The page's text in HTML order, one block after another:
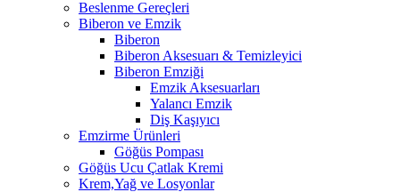
Beslenme Gereçleri
Biberon ve Emzik
Biberon
Biberon Aksesuarı & Temizleyici
Biberon Emziği
Emzik Aksesuarları
Yalancı Emzik
Diş Kaşıyıcı
Emzirme Ürünleri
Göğüs Pompası
Göğüs Ucu Çatlak Kremi
Krem,Yağ ve Losyonlar